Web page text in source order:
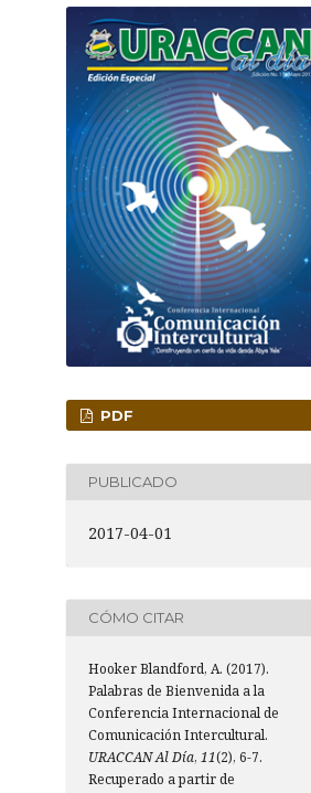
PDF
PUBLICADO
2017-04-01
CÓMO CITAR
Hooker Blandford, A. (2017).
Palabras de Bienvenida a la
Conferencia Internacional de
Comunicación Intercultural.
URACCAN Al Día, 11(2), 6-7.
Recuperado a partir de